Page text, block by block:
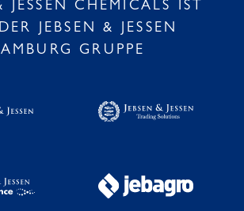
JESSEN CHEMICALS IST
JEBSEN & JESSEN
GRUPPE